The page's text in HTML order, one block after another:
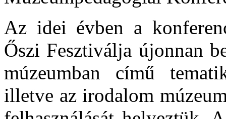
Az idei évben a
Őszi Fesztiválja újonnan
múzeumban című
illetve az irodalom